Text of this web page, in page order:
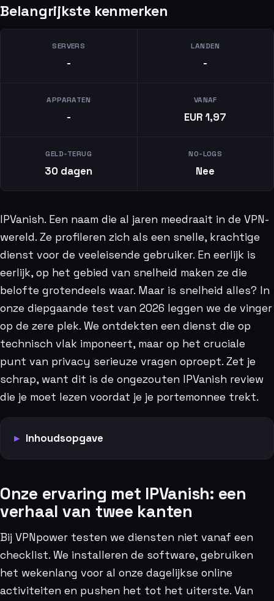
Belangrijkste kenmerken
SERVERS
-
LANDEN
-
APPARATEN
-
VANAF
EUR 1,97
GELD-TERUG
30 dagen
NO-LOGS
Nee
IPVanish. Een naam die al jaren meedraait in de VPN-
wereld. Ze profileren zich als een snelle, krachtige
dienst voor de veeleisende gebruiker. En eerlijk is
eerlijk, op het gebied van snelheid maken ze die
belofte grotendeels waar. Maar is snelheid alles? In
onze diepgaande test van 2026 leggen we de vinger
op de zere plek. We ontdekten een dienst die op
technisch vlak imponeert, maar op het cruciale
punt van privacy serieuze vragen oproept. Zet je
schrap, want dit is de ongezouten IPVanish review
die je moet lezen voordat je je portemonnee trekt.
Inhoudsopgave
Onze ervaring met IPVanish: een
verhaal van twee kanten
Bij VPNpower testen we diensten niet vanaf een
checklist. We installeren de software, gebruiken
het wekenlang voor al onze dagelijkse online
activiteiten en pushen het tot het uiterste. Van